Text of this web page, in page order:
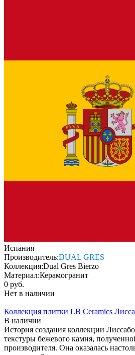
Испания
Производитель:DUAL GRES
Коллекция:Dual Gres Bierzo
Материал:Керамогранит
0 руб.
Нет в наличии
Коллекция плитки LB Ceramics
В наличии
История создания коллекции
текстуры бежевого камня,
производителя. Она оказалась